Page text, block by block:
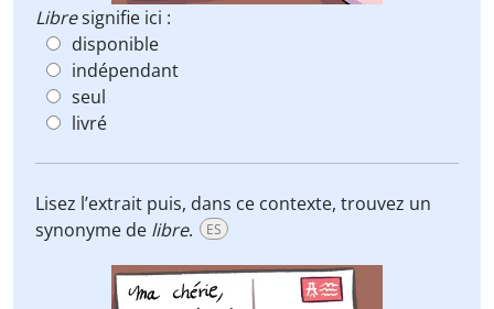
Libresignifie ici :
disponible
indépendant
seul
livré
Lisez l’extrait puis, dans ce contexte, trouvez un
synonyme de libre. ES